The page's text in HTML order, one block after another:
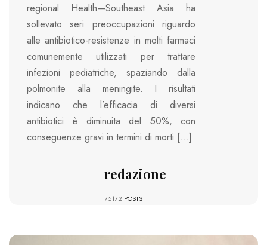
regional Health—Southeast Asia ha
sollevato seri preoccupazioni riguardo
alle antibiotico-resistenze in molti farmaci
comunemente utilizzati per trattare
infezioni pediatriche, spaziando dalla
polmonite alla meningite. I risultati
indicano che l’efficacia di diversi
antibiotici è diminuita del 50%, con
conseguenze gravi in termini di morti […]
redazione
75172 POSTS